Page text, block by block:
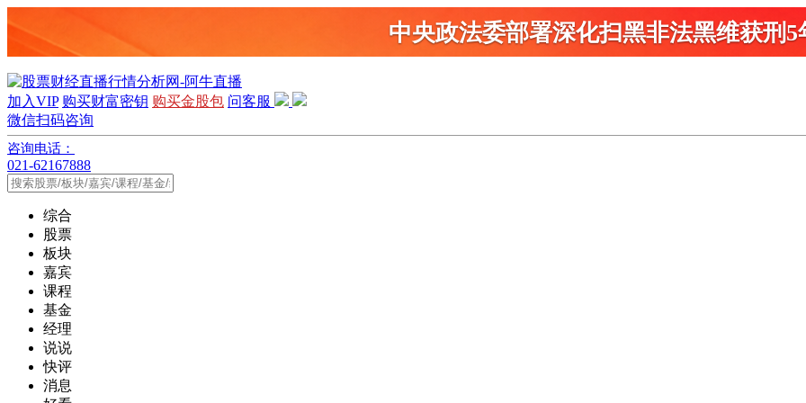
中央政法委部署深化扫黑非法黑维获刑5
加入VIP 购买财富密钥 购买金股包 问客服
微信扫码咨询
咨询电话：
021-62167888
综合
股票
板块
嘉宾
课程
基金
经理
说说
快评
消息